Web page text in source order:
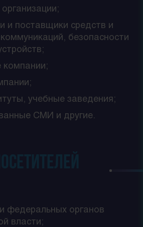
и поставщики средств и
безопасности
компании;
учебные заведения;
СМИ и другие.
федеральных органов
власти;